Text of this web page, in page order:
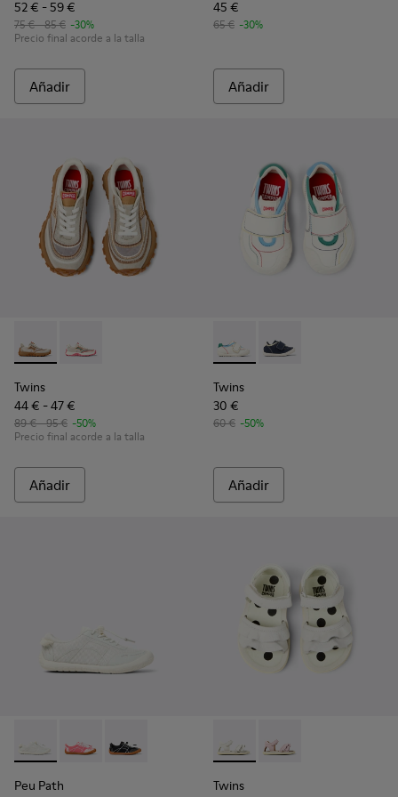
52 € - 59 €
75 € - 85 € -30%
Precio final acorde a la talla
Añadir
45 €
65 € -30%
Añadir
Twins - K800685-002 - Sneakers de tejido y nobuk beige
Twins - K800685-001 - Sneakers de tejido y piel
Twins
44 € - 47 €
89 € - 95 € -50%
Precio final acorde a la talla
Añadir
Twins - K800682-002 -
Twins - K800682-004
Twins
30 €
60 € -50%
Añadir
Peu Path - K800691-001 - Sneakers de tejido y piel blancas
Peu Path - K800691-003 - Sneakers de tejido y piel
Peu Path - K800691-002
Peu Path
Twins - K800678-001 -
Twins - K800678-002
Twins